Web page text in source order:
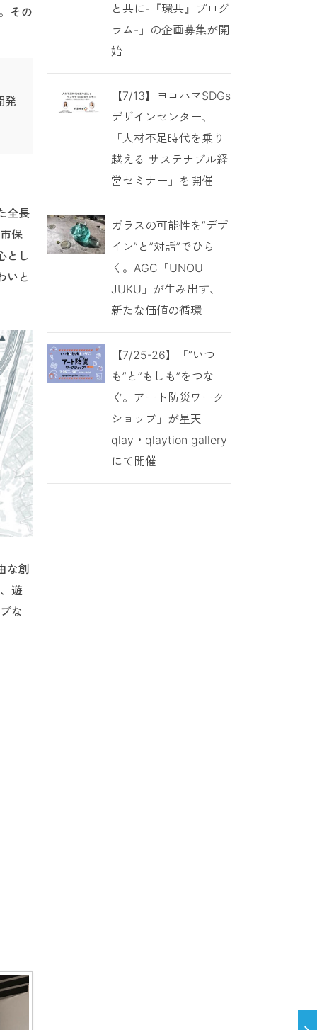
その
発
全長
保
とし
いと
な創
遊
な
と共に-『環共』プログ
ラム-」の企画募集が開
始
【7/13】ヨコハマSDGs
デザインセンター、
「人材不足時代を乗り
越える サステナブル経
営セミナー」を開催
ガラスの可能性を”デザ
イン”と”対話”でひら
く。AGC「UNOU
JUKU」が生み出す、
新たな価値の循環
【7/25-26】「”いつ
も”と”もしも”をつな
ぐ。アート防災ワーク
ショップ」が星天
qlay・qlaytion gallery
にて開催